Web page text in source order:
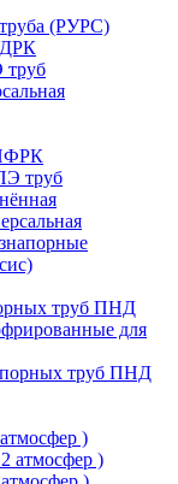
(РУРС)
ДРК
труб
труб ПНД
для
труб ПНД
)
атмосфер )